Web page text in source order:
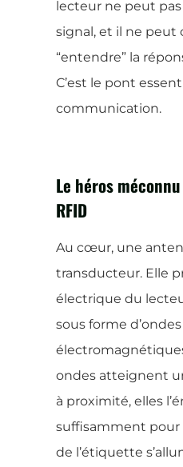
lecteur ne peut
signal, et il ne
“entendre” la
C’est le pont
communication.
Le héros
RFID
Au cœur, une
transducteur. Elle
électrique du
sous forme d’ondes
ondes atteignent
à proximité, elles
suffisamment
de l’étiquette